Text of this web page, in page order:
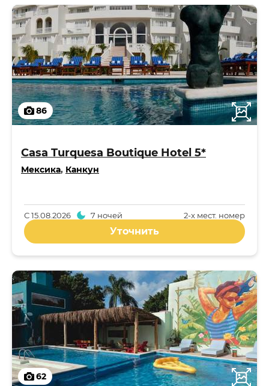
86
Casa Turquesa Boutique Hotel 5*
Мексика, Канкун
2-x мест. номер
С15.08.2026 7 ночей
Уточнить
62